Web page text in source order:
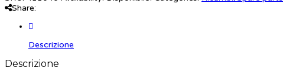
Share:
Descrizione
Descrizione